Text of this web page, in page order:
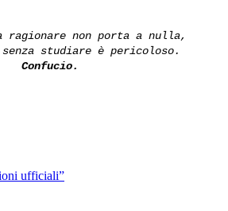
ragionare non porta a nulla,
senza studiare è pericoloso.
Confucio.
ufficiali”